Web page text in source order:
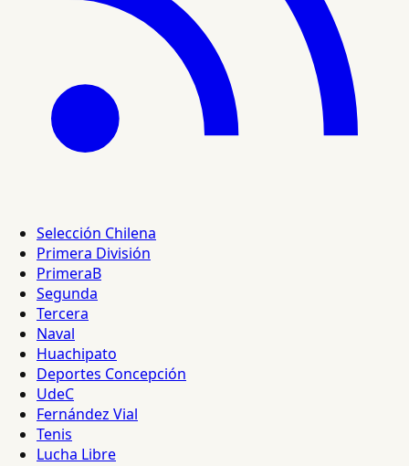
Selección Chilena
Primera División
PrimeraB
Segunda
Tercera
Naval
Huachipato
Deportes Concepción
UdeC
Fernández Vial
Tenis
Lucha Libre